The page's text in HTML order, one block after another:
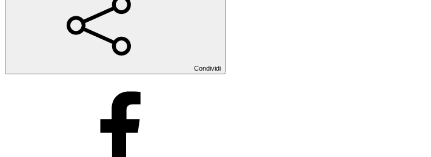
Condividi